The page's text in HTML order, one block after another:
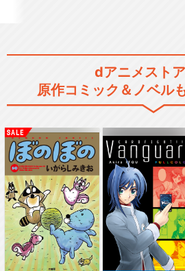
dアニメスト
原作コミック＆ノベル